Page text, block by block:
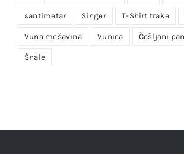
santimetar Singer T-Shirt trake
Vuna mešavina Vunica Češljani
Šnale